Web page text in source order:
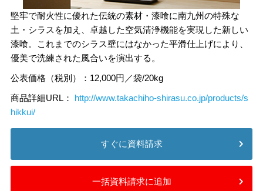
堅牢で耐火性に優れた伝統の素材・漆喰に南九州の特殊な
土・シラスを加え、卓越した空気清浄機能を実現した新しい
漆喰。これまでのシラス壁にはなかった平滑仕上げにより、
優美で洗練された風合いを演出する。
公表価格（税別）：12,000円／袋/20kg
商品詳細URL： http://www.takachiho-shirasu.co.jp/products/s
hikkui/
すぐに資料請求
一括資料請求に追加